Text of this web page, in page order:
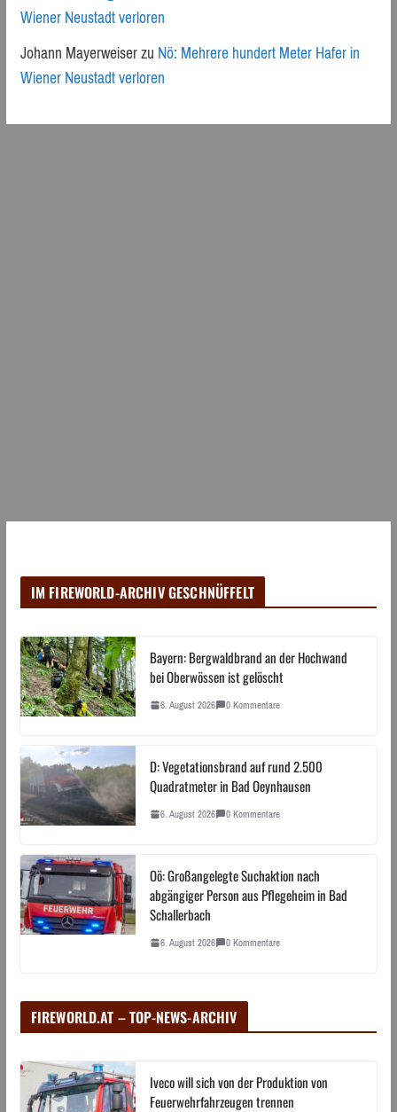
Wiener Neustadt verloren
Johann MayerweiserzuNö: Mehrere hundert Meter Hafer in
Wiener Neustadt verloren
IM FIREWORLD-ARCHIV GESCHNÜFFELT
Bayern: Bergwaldbrand an der Hochwand
bei Oberwössen ist gelöscht
6. August 2026 0 Kommentare
D: Vegetationsbrand auf rund 2.500
Quadratmeter in Bad Oeynhausen
6. August 2026 0 Kommentare
Oö: Großangelegte Suchaktion nach
abgängiger Person aus Pflegeheim in Bad
Schallerbach
6. August 2026 0 Kommentare
FIREWORLD.AT – TOP-NEWS-ARCHIV
Iveco will sich von der Produktion von
Feuerwehrfahrzeugen trennen